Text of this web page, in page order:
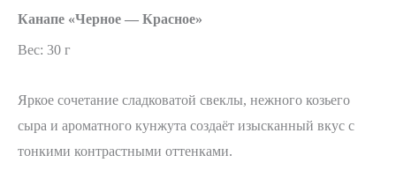
Канапе «Черное — Красное»
Вес: 30 г
Яркое сочетание сладковатой свеклы, нежного козьего
сыра и ароматного кунжута создаёт изысканный вкус с
тонкими контрастными оттенками.